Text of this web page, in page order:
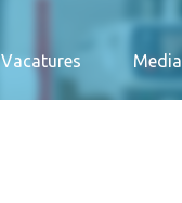
Vacatures Media